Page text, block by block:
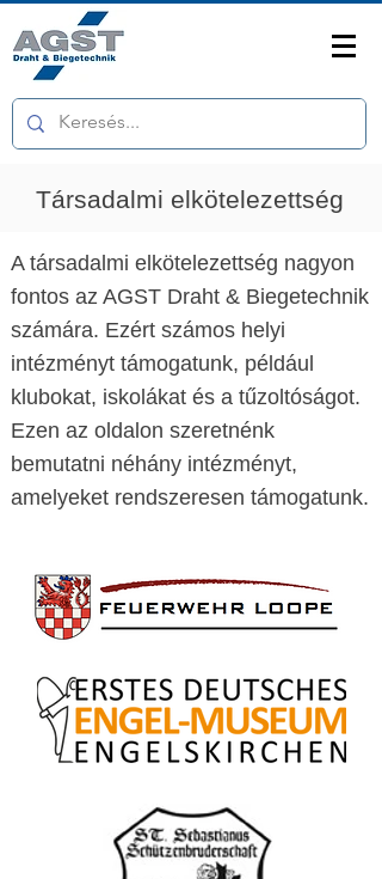
Társadalmi elkötelezettség
A társadalmi elkötelezettség nagyon
fontos az AGST Draht & Biegetechnik
számára. Ezért számos helyi
intézményt támogatunk, például
klubokat, iskolákat és a tűzoltóságot.
Ezen az oldalon szeretnénk
bemutatni néhány intézményt,
amelyeket rendszeresen támogatunk.